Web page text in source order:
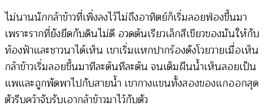
ไม่นานนักกล้าข้าวที่เพิ่งลงไว้ไม่ถึงอาทิตย์ก็เริ่มลอยฟ่องขึ้นมา
เพราะรากที่ยังยึดกับดินไม่ดี อวดต้นเรียวเล็กสีเขียวของมันให้กับ
ท้องฟ้าและชาวนาได้เห็น เขาเริ่มแหกปากร้องดังโวยวายเมื่อเห็น
กล้าข้าวเริ่มลอยขึ้นมาทีละต้นทีละต้น จนเต็มผืนน้ำเห็นลอยเป็น
แพและถูกพัดพาไปกับสายน้ำ เขากางแขนทั้งสองของแกออกสุด
ตัวรีบคว้าจับรับเอากล้าข้าวมาไว้กับตัว